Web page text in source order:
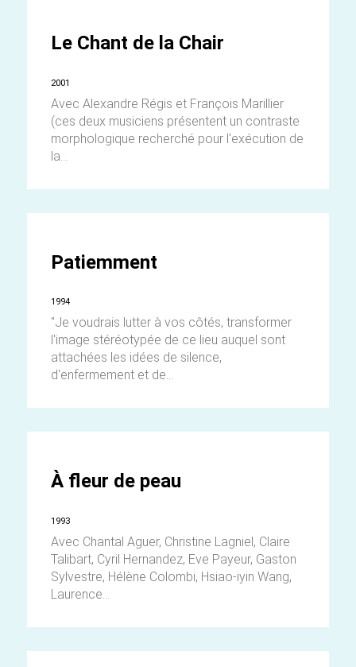
Le Chant de la Chair
2001
Avec Alexandre Régis et François Marillier
(ces deux musiciens présentent un contraste
morphologique recherché pour l'exécution de
la...
Patiemment
1994
"Je voudrais lutter à vos côtés, transformer
l'image stéréotypée de ce lieu auquel sont
attachées les idées de silence,
d'enfermement et de...
À fleur de peau
1993
Avec Chantal Aguer, Christine Lagniel, Claire
Talibart, Cyril Hernandez, Eve Payeur, Gaston
Sylvestre, Hélène Colombi, Hsiao-iyin Wang,
Laurence...